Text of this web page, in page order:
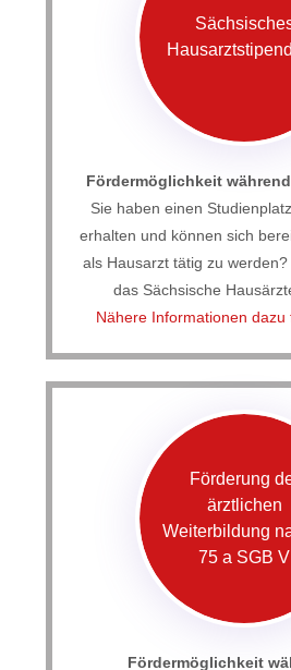
Fördermöglichkeit
Sie haben einen
erhalten und können sich
als Hausarzt tätig zu
das Sächsische
Nähere Informationen dazu
Förderung
ärztlichen
Weiterbildung
75 a SGB V
Fördermöglichkeit